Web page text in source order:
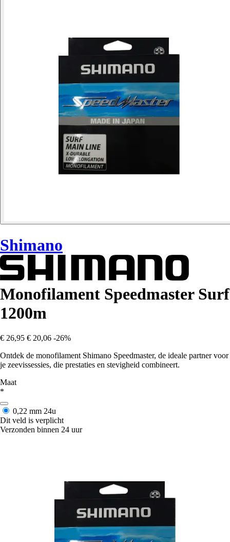
Shimano
Monofilament Speedmaster Surf
1200m
€ 26,95 € 20,06 -26%
Ontdek de monofilament Shimano Speedmaster, de ideale partner voor
je zeevissessies, die prestaties en stevigheid combineert.
Maat
*
0,22 mm 24u
Dit veld is verplicht
Verzonden binnen 24 uur